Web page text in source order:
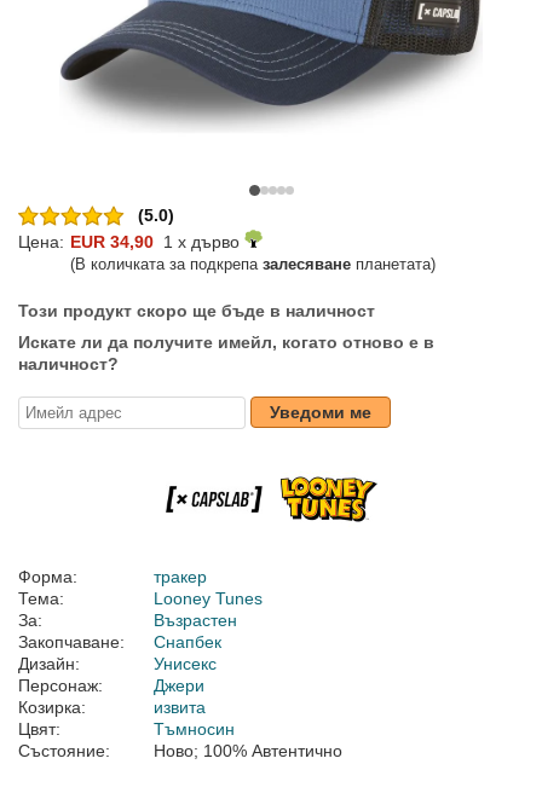
(5.0)
Цена: EUR 34,90 1 x дърво
(В количката за подкрепа залесяване планетата)
Този продукт скоро ще бъде в наличност
Искате ли да получите имейл, когато отново е в
наличност?
Уведоми ме
Форма:
тракер
Тема:
Looney Tunes
За:
Възрастен
Закопчаване:
Снапбек
Дизайн:
Унисекс
Персонаж:
Джери
Козирка:
извита
Цвят:
Тъмносин
Състояние:
Ново; 100% Автентично